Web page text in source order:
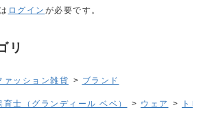
ログイン が必要です。
リ
ァッション雑貨 > ブランド
育士（グランディール ベベ） > ウェア > ト